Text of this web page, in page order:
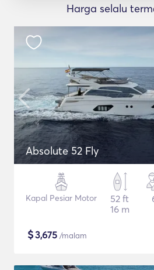
Harga selalu
Absolute 52 Fly
Kapal Pesiar Motor
52 ft
16 m
$3,675 /malam